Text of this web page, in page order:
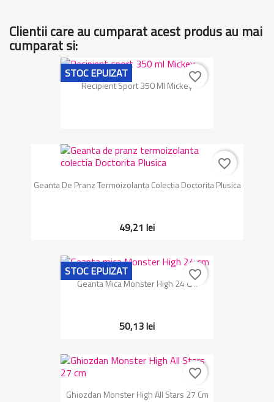
Clientii care au cumparat acest produs au mai
cumparat si:
Recipient Sport 350 Ml Mickey
STOC EPUIZAT favorite_border
Geanta De Pranz Termoizolanta Colectia Doctorita Plusica
49,21 lei
favorite_border
Geanta Mica Monster High 24 Cm
50,13 lei
STOC EPUIZAT favorite_border
Ghiozdan Monster High All Stars 27 Cm
favorite_border